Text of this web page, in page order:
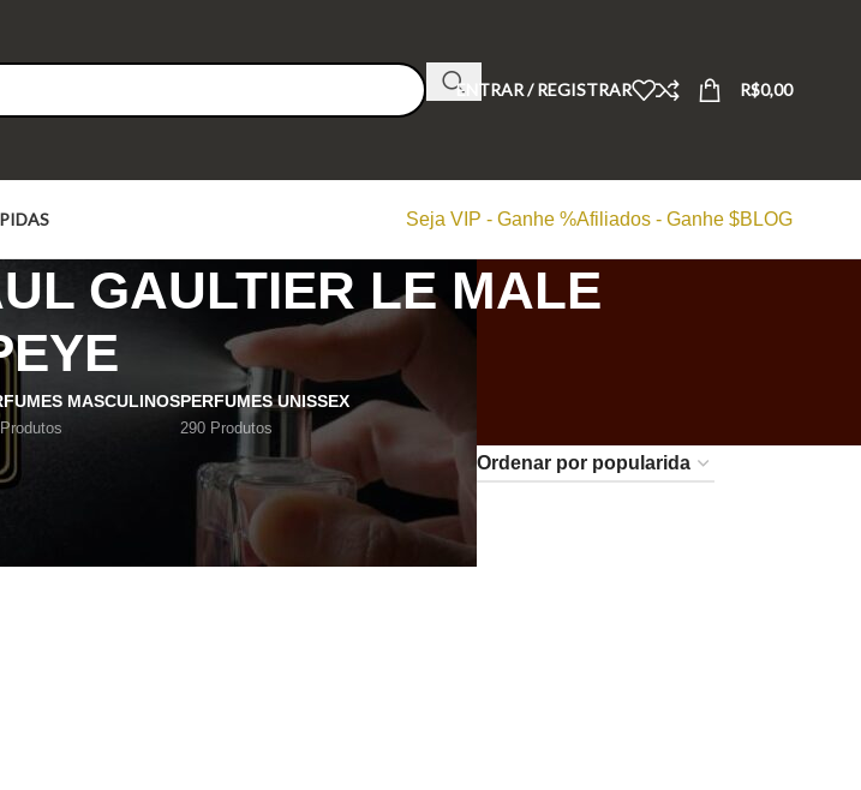
ENTRAR / REGISTRAR R$0,00
Seja VIP - Ganhe %Afiliados - Ganhe $BLOG
GAULTIER LE MALE
MASCULINOSPERFUMES UNISSEX
290 Produtos
Mostrar 9 12 18